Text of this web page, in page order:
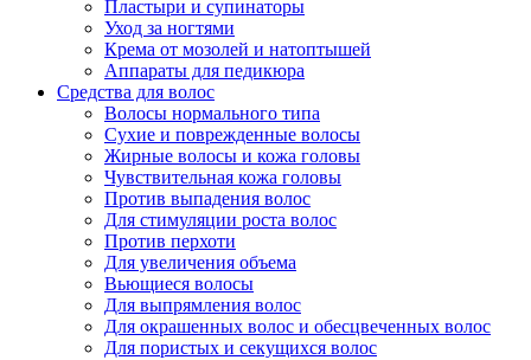
Пластыри и супинаторы
Уход за ногтями
Крема от мозолей и натоптышей
Аппараты для педикюра
Средства для волос
Волосы нормального типа
Сухие и поврежденные волосы
Жирные волосы и кожа головы
Чувствительная кожа головы
Против выпадения волос
Для стимуляции роста волос
Против перхоти
Для увеличения объема
Вьющиеся волосы
Для выпрямления волос
Для окрашенных волос и обесцвеченных волос
Для пористых и секущихся волос